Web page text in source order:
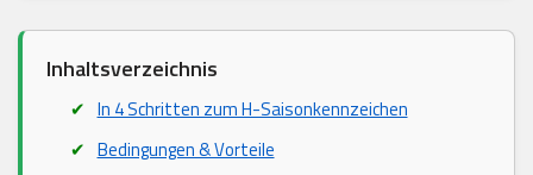
Inhaltsverzeichnis
In 4 Schritten zum H-Saisonkennzeichen
Bedingungen & Vorteile